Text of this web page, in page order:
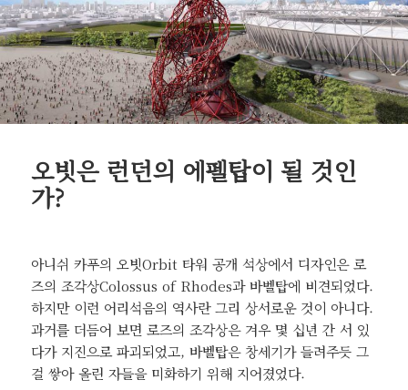
오빗은 런던의 에펠탑이 될 것인
가?
아니쉬 카푸의 오빗Orbit 타워 공개 석상에서 디자인은 로
즈의 조각상Colossus of Rhodes과 바벨탑에 비견되었다.
하지만 이런 어리석음의 역사란 그리 상서로운 것이 아니다.
과거를 더듬어 보면 로즈의 조각상은 겨우 몇 십년 간 서 있
다가 지진으로 파괴되었고, 바벨탑은 창세기가 들려주듯 그
걸 쌓아 올린 자들을 미화하기 위해 지어졌었다.